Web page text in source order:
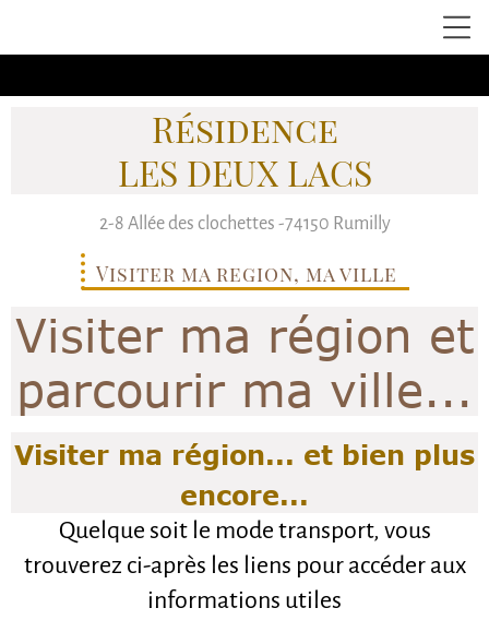
Résidence
LES DEUX LACS
2-8 Allée des clochettes -74150 Rumilly
Visiter ma region, ma ville
Visiter ma région et
parcourir ma ville...
Visiter ma région... et bien plus
encore...
Quelque soit le mode transport, vous
trouverez ci-après les liens pour accéder aux
informations utiles